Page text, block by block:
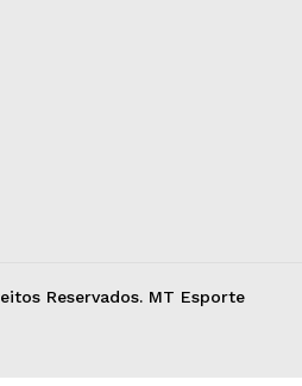
Reservados. MT Esporte